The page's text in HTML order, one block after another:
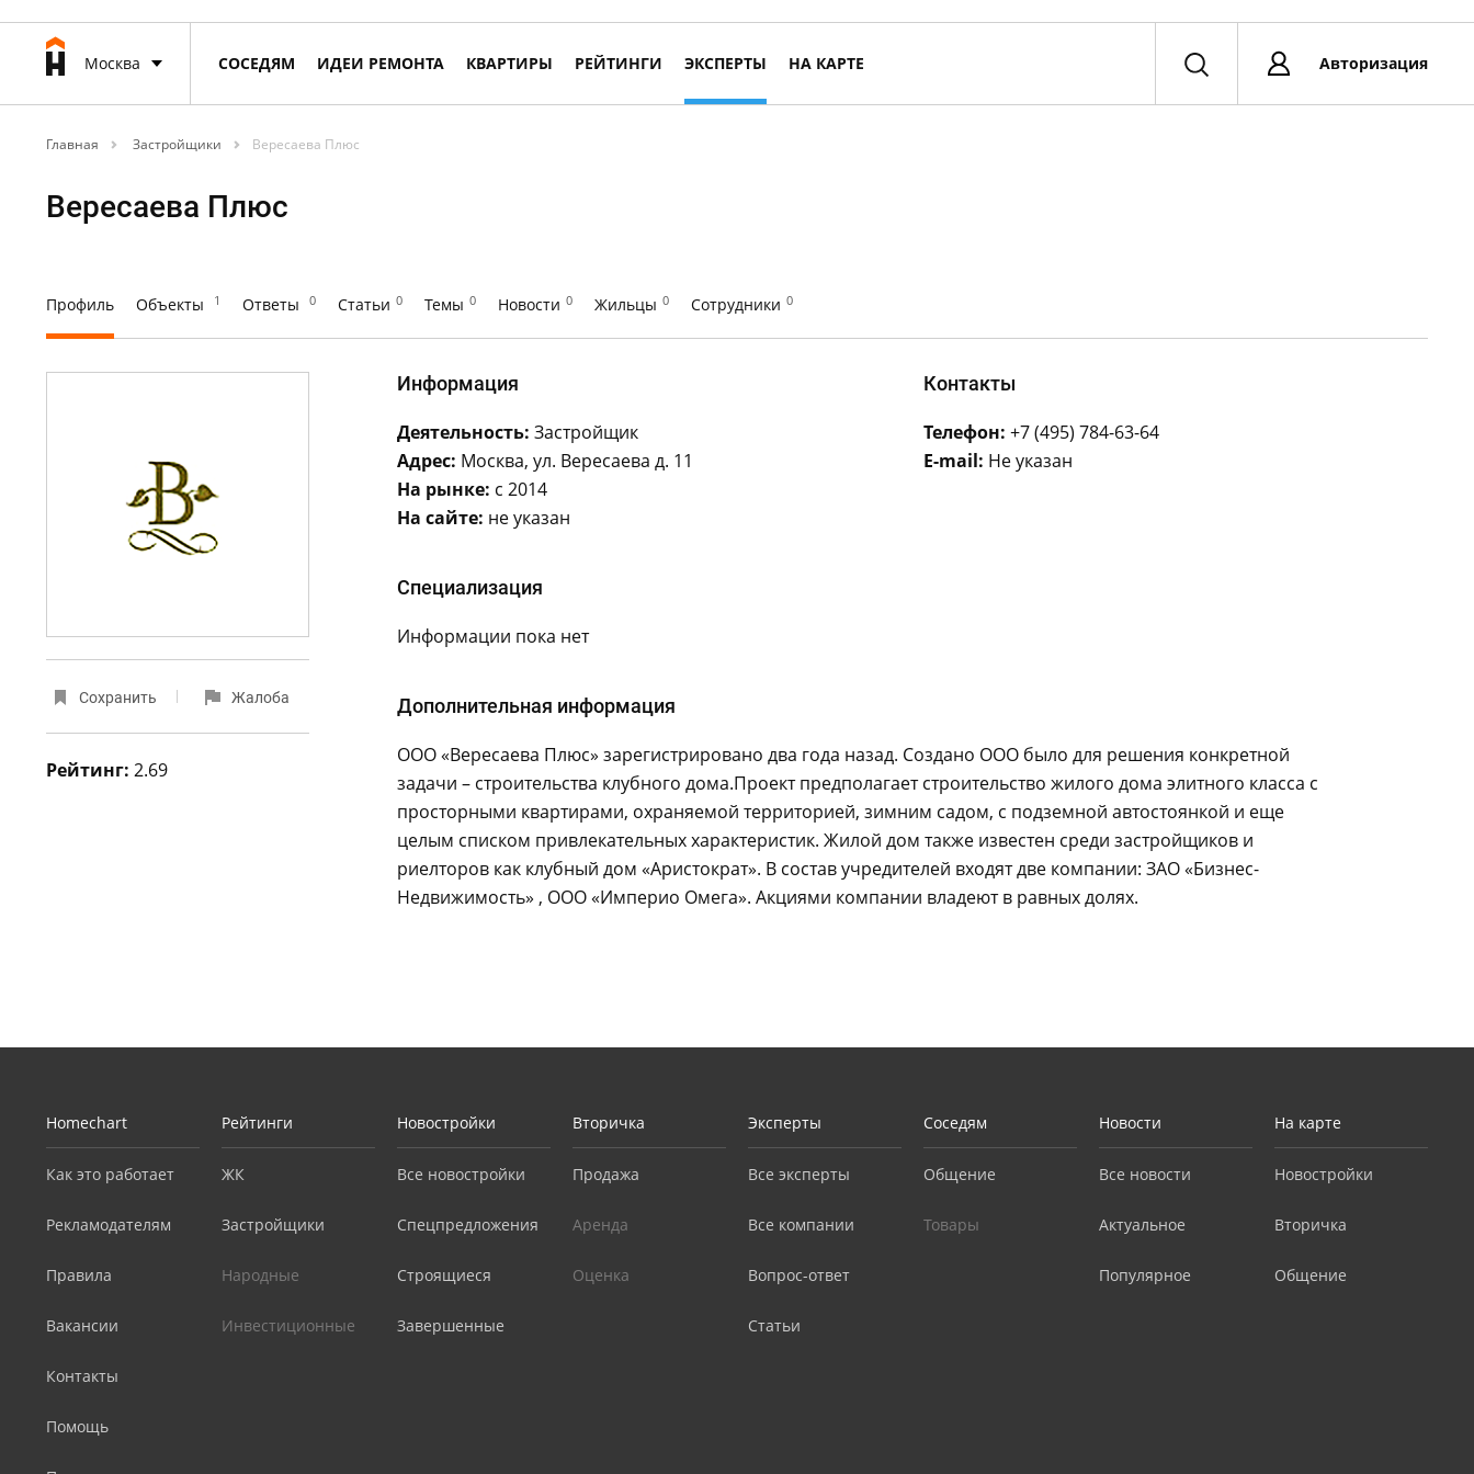
Москва СОСЕДЯМ ИДЕИ РЕМОНТА КВАРТИРЫ РЕЙТИНГИ ЭКСПЕРТЫ НА КАРТЕ Авторизация
Главная Застройщики Вересаева Плюс
Вересаева Плюс
Профиль Объекты 1 Ответы 0 Статьи 0 Темы 0 Новости 0 Жильцы 0 Сотрудники 0
Сохранить Жалоба
Рейтинг: 2.69
Информация
Деятельность: Застройщик
Адрес: Москва, ул. Вересаева д. 11
На рынке: с 2014
На сайте: не указан
Контакты
Телефон: +7 (495) 784-63-64
E-mail: Не указан
Специализация
Информации пока нет
Дополнительная информация
ООО «Вересаева Плюс» зарегистрировано два года назад. Создано ООО было для решения конкретной
задачи – строительства клубного дома.Проект предполагает строительство жилого дома элитного класса с
просторными квартирами, охраняемой территорией, зимним садом, с подземной автостоянкой и еще
целым списком привлекательных характеристик. Жилой дом также известен среди застройщиков и
риелторов как клубный дом «Аристократ». В состав учредителей входят две компании: ЗАО «Бизнес-
Недвижимость» , ООО «Империо Омега». Акциями компании владеют в равных долях.
Homechart
Как это работает
Рекламодателям
Правила
Вакансии
Контакты
Помощь
Рейтинги
ЖК
Застройщики
Народные
Инвестиционные
Новостройки
Все новостройки
Спецпредложения
Строящиеся
Завершенные
Вторичка
Продажа
Аренда
Оценка
Эксперты
Все эксперты
Все компании
Вопрос-ответ
Статьи
Соседям
Общение
Товары
Новости
Все новости
Актуальное
Популярное
На карте
Новостройки
Вторичка
Общение